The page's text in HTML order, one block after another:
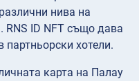
нива на
RNS ID NFT също дава
партньорски хотели.
карта на Палау